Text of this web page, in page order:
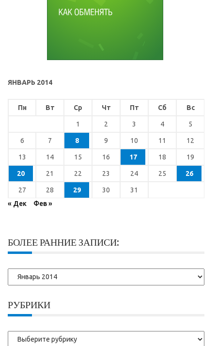
ЯНВАРЬ 2014
Пн Вт Ср Чт Пт Сб Вс
1 2 3 4 5
6 7 8 9 10 11 12
13 14 15 16 17 18 19
20 21 22 23 24 25 26
27 28 29 30
31
« Дек
Фев »
БОЛЕЕ РАННИЕ ЗАПИСИ:
Более
ранние
РУБРИКИ
Рубрики